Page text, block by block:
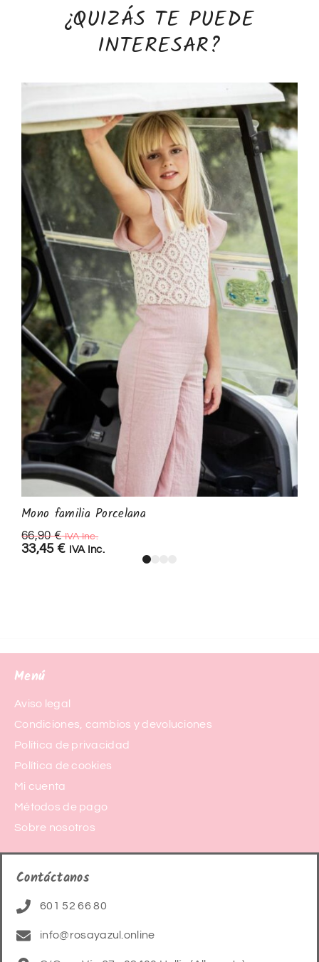
¿QUIZÁS TE PUEDE
INTERESAR?
Mono familia Porcelana
66,90€ IVA Inc.
33,45 € IVA Inc.
Menú
Aviso legal
Condiciones, cambios y devoluciones
Política de privacidad
Política de cookies
Mi cuenta
Métodos de pago
Sobre nosotros
Contáctanos
601 52 66 80
info@rosayazul.online